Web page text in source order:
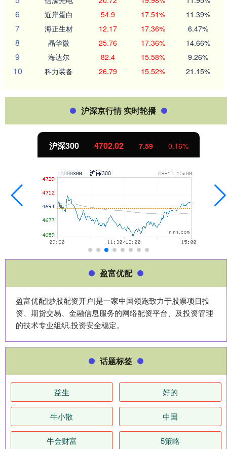
6 近岸蛋白 54.9 17.51% 11.39%
7 海正生材 12.17 17.36% 6.47%
8 晶华微 25.76 17.36% 14.66%
9 海达尔 82.4 15.58% 9.26%
10 科力装备 26.79 15.52% 21.15%
沪深京行情 实时轮播
北证50 1122.88 -11.37 -1.00%
盈富优配
盈富优配|炒股配资开户|是一家中国领跑致力于股票项目投
资、期货交易、金融信息服务的网络配资平台、及投资管理
的技术专业组织,投资安全稳定。
话题标签
益生 好的
牛小散 中国
牛金财富 5策略